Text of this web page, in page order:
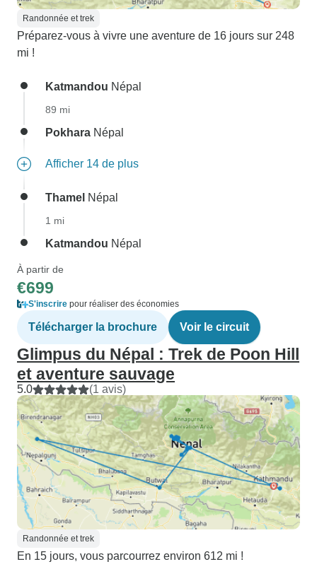
Randonnée et trek
Préparez-vous à vivre une aventure de 16 jours sur 248
mi !
Katmandou Népal
89 mi
Pokhara Népal
Afficher 14 de plus
Thamel Népal
1 mi
Katmandou Népal
À partir de
€699
S'inscrire pour réaliser des économies
Télécharger la brochure Voir le circuit
Glimpus du Népal : Trek de Poon Hill
et aventure sauvage
5.0 (1 avis)
Randonnée et trek
En 15 jours, vous parcourrez environ 612 mi !